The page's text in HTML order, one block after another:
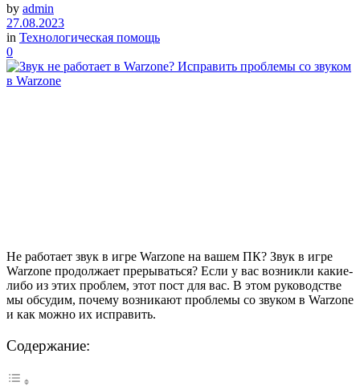
by admin
27.08.2023
in Технологическая помощь
0
Не работает звук в игре Warzone на вашем ПК? Звук в игре
Warzone продолжает прерываться? Если у вас возникли какие-
либо из этих проблем, этот пост для вас. В этом руководстве
мы обсудим, почему возникают проблемы со звуком в Warzone
и как можно их исправить.
Содержание: